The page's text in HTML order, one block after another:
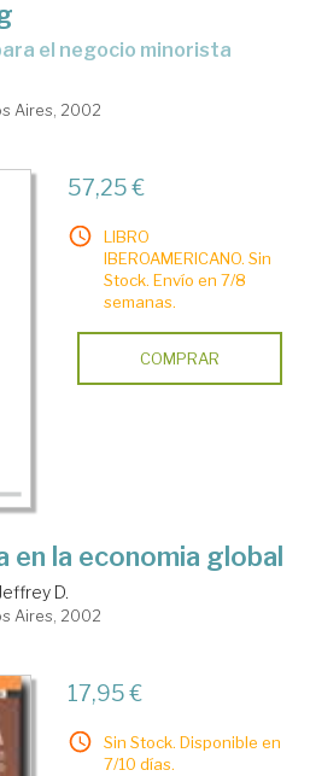
el negocio minorista
Aires, 2002
57,25 €
LIBRO
IBEROAMERICANO. Sin
Stock. Envío en 7/8
semanas.
COMPRAR
en la economia global
D.
Aires, 2002
17,95 €
Sin Stock. Disponible en
7/10 días.